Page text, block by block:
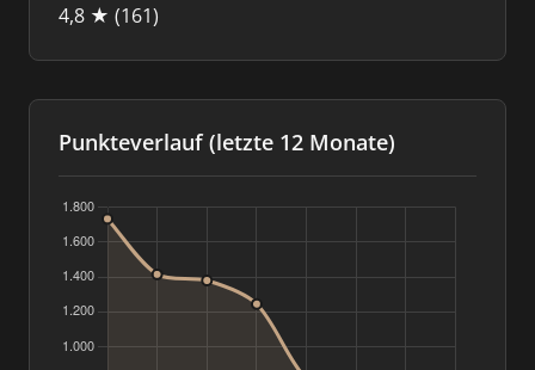
4,8 ★ (161)
Punkteverlauf (letzte 12 Monate)